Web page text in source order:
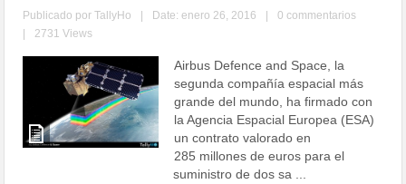
Publicado porTallyHo Date: enero 26, 2016
0 commentarios
2731 Views
Airbus Defence and Space, la
segunda compañía espacial más
grande del mundo, ha firmado con
la Agencia Espacial Europea (ESA)
un contrato valorado en
285 millones de euros para el
suministro de dos sa ...